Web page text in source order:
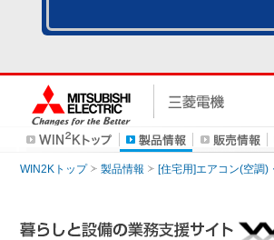
WIN2Kトップ 製品情報 [住宅用]エアコン(空調)